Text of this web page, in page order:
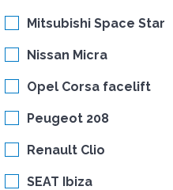
Mitsubishi Space Star
Nissan Micra
Opel Corsa facelift
Peugeot 208
Renault Clio
SEAT Ibiza